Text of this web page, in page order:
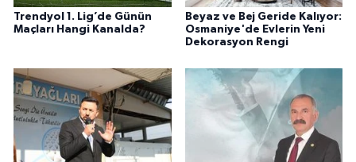
Trendyol 1. Lig’de Günün
Maçları Hangi Kanalda?
Beyaz ve Bej Geride Kalıyor:
Osmaniye'de Evlerin Yeni
Dekorasyon Rengi